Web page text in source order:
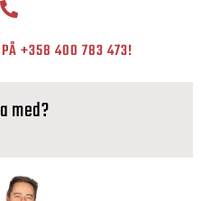
+358 400 783 473!
med?